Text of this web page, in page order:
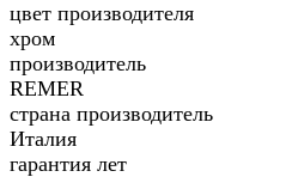
цвет производителя
хром
производитель
REMER
страна производитель
Италия
гарантия лет